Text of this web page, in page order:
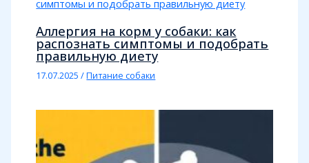
Аллергия на корм у собаки: как
распознать симптомы и подобрать
правильную диету
17.07.2025/Питание собаки